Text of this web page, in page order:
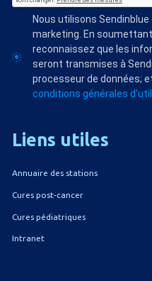
Nous utilisons
marketing. En
reconnaissez que les
seront transmises à
processeur de données;
conditions générales
Liens utiles
Annuaire des stations
Cures post-cancer
Cures pédiatriques
Intranet